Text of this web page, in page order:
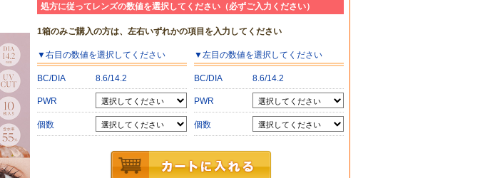
処方に従ってレンズの数値を選択してください（必ずご入力ください）
1箱のみご購入の方は、左右いずれかの項目を入力してください
▼右目の数値を選択してください
BC/DIA 8.6/14.2
PWR
個数
▼左目の数値を選択してください
BC/DIA 8.6/14.2
PWR
個数